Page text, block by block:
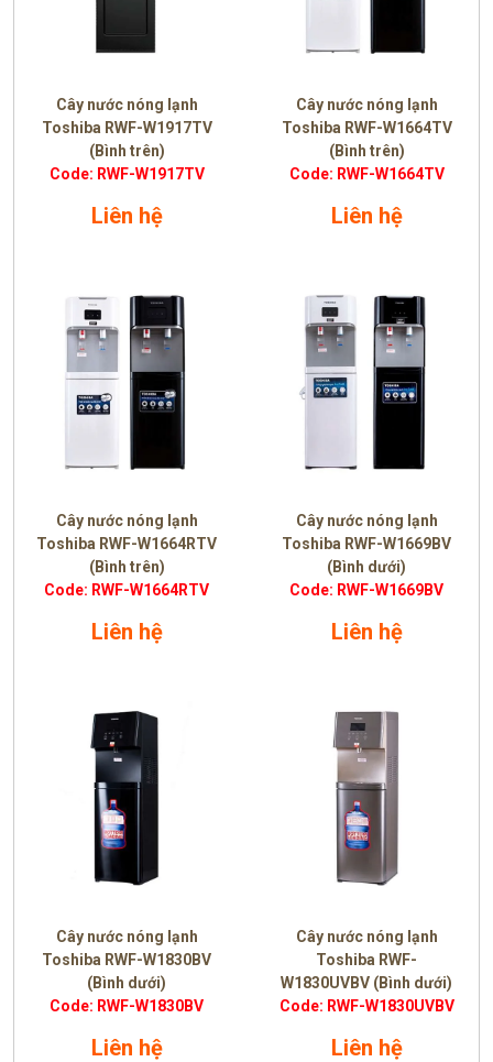
Cây nước nóng lạnh
Toshiba RWF-W1917TV
(Bình trên)
Code: RWF-W1917TV
Liên hệ
Cây nước nóng lạnh
Toshiba RWF-W1664TV
(Bình trên)
Code: RWF-W1664TV
Liên hệ
Cây nước nóng lạnh
Toshiba RWF-W1664RTV
(Bình trên)
Code: RWF-W1664RTV
Liên hệ
Cây nước nóng lạnh
Toshiba RWF-W1669BV
(Bình dưới)
Code: RWF-W1669BV
Liên hệ
Cây nước nóng lạnh
Toshiba RWF-W1830BV
(Bình dưới)
Code: RWF-W1830BV
Liên hệ
Cây nước nóng lạnh
Toshiba RWF-
W1830UVBV (Bình dưới)
Code: RWF-W1830UVBV
Liên hệ